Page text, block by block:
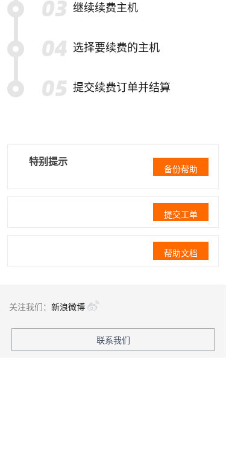
继续续费主机
选择要续费的主机
提交续费订单并结算
特别提示
备份帮助
提交工单
帮助文档